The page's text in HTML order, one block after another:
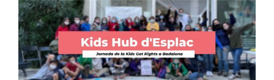
View
Larger
Image